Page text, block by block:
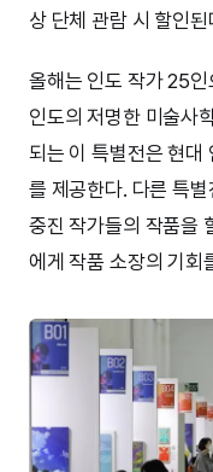
상 단체 관람 시 할인된
올해는 인도 작가 25
인도의 저명한 미술사
되는 이 특별전은 현대
를 제공한다. 다른 특
중진 작가들의 작품을
에게 작품 소장의 기회